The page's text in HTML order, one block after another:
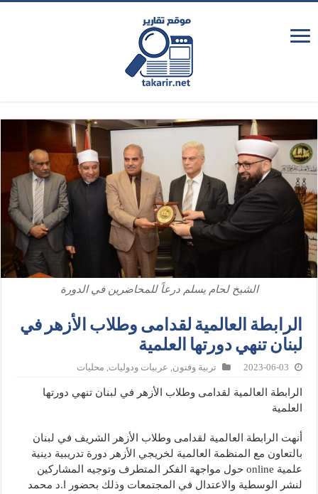
الشيخ لحام يسلم درعاً للمحاضرين في الدورة
الرابطة العالمية لقدامى وطلاب الأزهر في
لبنان تنهي دورتها العلمية
2023-06-03 تربية وفنون عربيات ودوليات محليات
الرابطة العالمية لقدامى وطلاب الأزهر في لبنان تنهي دورتها
العلمية
أنهت الرابطة العالمية لقدامى وطلاب الأزهر الشريف في لبنان
بالتعاون مع المنظمة العالمية لخريجي الأزهر دورة تدريبية دينية
علمية online حول مواجهة الفكر المتطرف وتوجيه المشاركين
لنشر الوسطية والاعتدال في المجتمعات وذلك بحضور ا.د محمد